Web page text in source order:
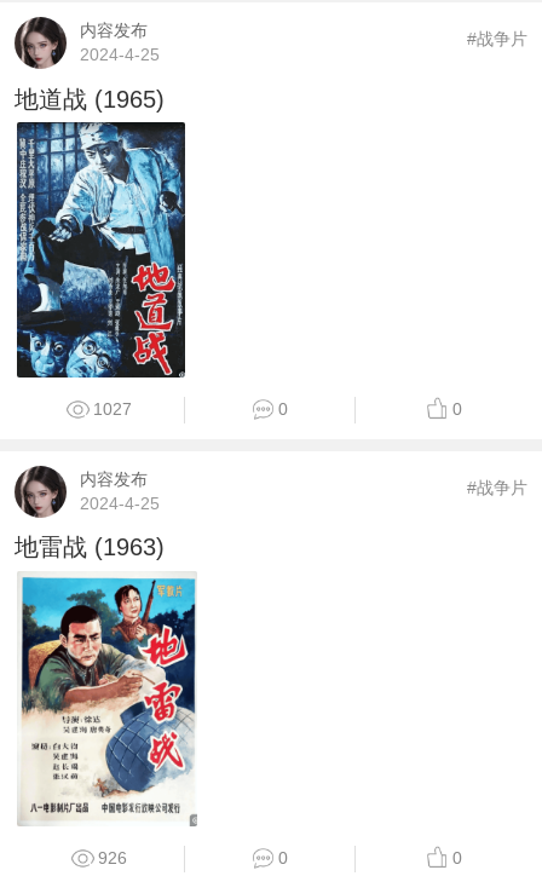
内容发布
2024-4-25
#战争片
地道战 (1965)
1027 0 0
内容发布
2024-4-25
#战争片
地雷战 (1963)
926 0 0